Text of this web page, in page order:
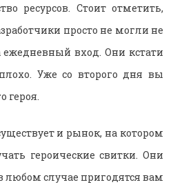
ресурсов. Стоит отметить,
просто не могли не
вход. Они кстати
Уже со второго дня вы
героя.
и рынок, на котором
героические свитки. Они
любом случае пригодятся вам